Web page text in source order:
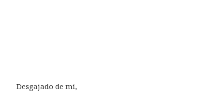
Desgajado de mí,